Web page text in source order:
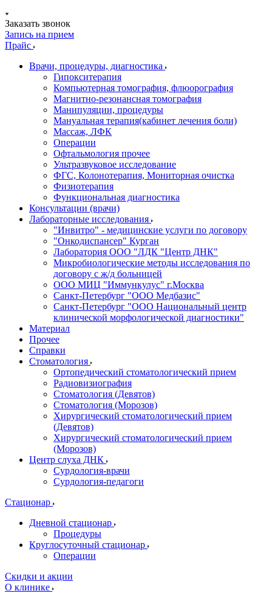
Заказать звонок
Запись на прием
Прайс
Врачи, процедуры, диагностика
Гипокситерапия
Компьютерная томография, флюорография
Магнитно-резонансная томография
Манипуляции, процедуры
Мануальная терапия(кабинет лечения боли)
Массаж, ЛФК
Операции
Офтальмология прочее
Ультразвуковое исследование
ФГС, Колонотерапия, Мониторная очистка
Физиотерапия
Функциональная диагностика
Консультации (врачи)
Лабораторные исследования
"Инвитро" - медицинские услуги по договору
"Онкодиспансер" Курган
Лаборатория ООО "ЛДК "Центр ДНК"
Микробиологические методы исследования по
договору с ж/д больницей
ООО МИЦ "Иммункулус" г.Москва
Санкт-Петербург "ООО Медбазис"
Санкт-Петербург "ООО Национальный центр
клинической морфологической диагностики"
Материал
Прочее
Справки
Стоматология
Ортопедический стоматологический прием
Радиовизиография
Стоматология (Девятов)
Стоматология (Морозов)
Хирургический стоматологический прием
(Девятов)
Хирургический стоматологический прием
(Морозов)
Центр слуха ДНК
Сурдология-врачи
Сурдология-педагоги
Стационар
Дневной стационар
Процедуры
Круглосуточный стационар
Операции
Скидки и акции
О клинике